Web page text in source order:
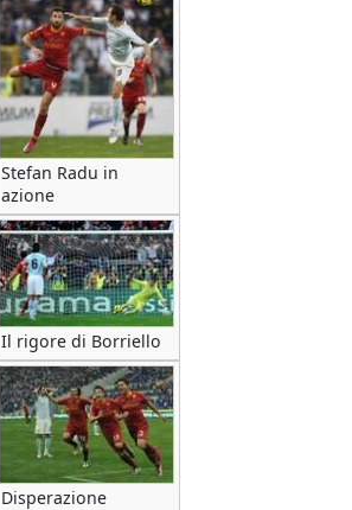
Stefan Radu in
azione
Il rigore di Borriello
Disperazione